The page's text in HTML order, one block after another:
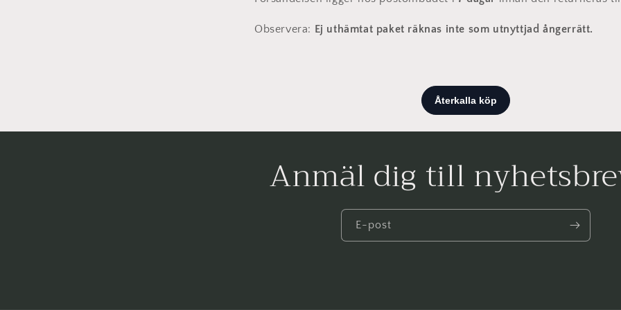
Observera: Ej uthämtat paket räknas inte som utnyttjad ångerrätt.
Anmäl dig till
E-post